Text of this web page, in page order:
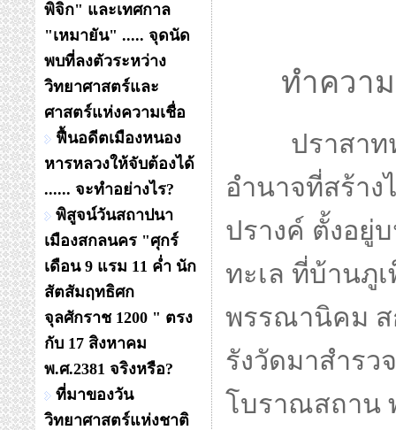
พิจิก" และเทศกาล
"เหมายัน" ..... จุดนัด
พบที่ลงตัวระหว่าง
วิทยาศาสตร์และ
ศาสตร์แห่งความเชื่อ
ฟื้นอดีตเมืองหนอง
หารหลวงให้จับต้องได้
...... จะทำอย่างไร?
พิสูจน์วันสถาปนา
เมืองสกลนคร "ศุกร์
เดือน 9 แรม 11 ค่ำ นัก
สัตสัมฤทธิศก
จุลศักราช 1200 " ตรง
กับ 17 สิงหาคม
พ.ศ.2381 จริงหรือ?
ที่มาของวัน
วิทยาศาสตร์แห่งชาติ
ทำความ
ปราสาท
อำนาจที่สร้าง
ปรางค์ ตั้งอยู่
ทะเล ที่บ้านภู
พรรณานิคม ส
รังวัดมาสำรว
โบราณสถาน